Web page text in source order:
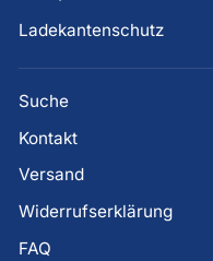
Ladekantenschutz
Suche
Kontakt
Versand
Widerrufserklärung
FAQ